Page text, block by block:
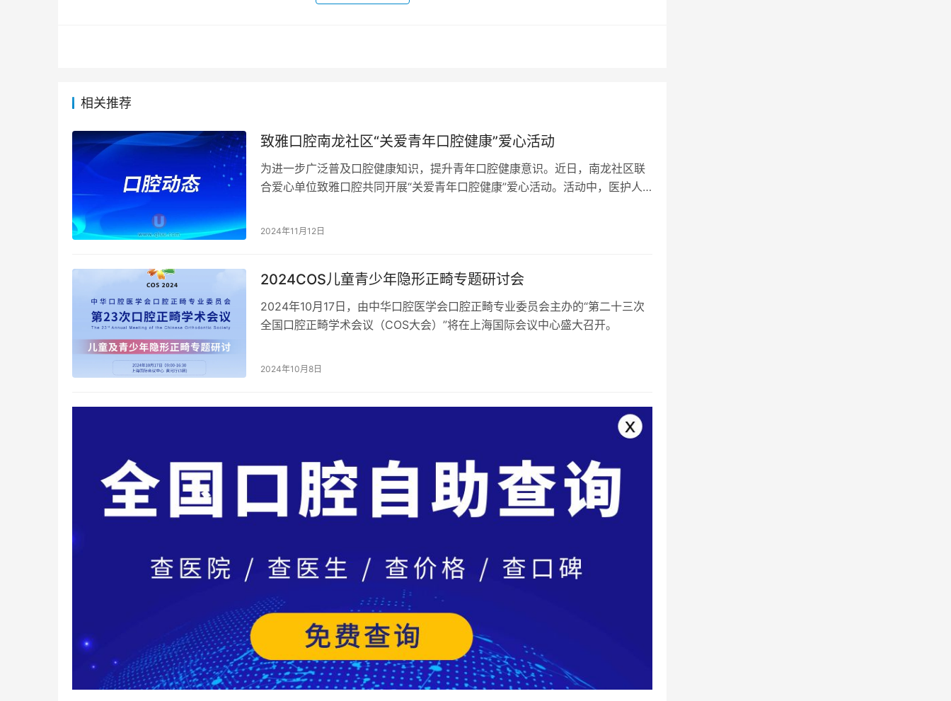
相关推荐
致雅口腔南龙社区“关爱青年口腔健康”爱心活动
为进一步广泛普及口腔健康知识，提升青年口腔健康意识。近日，南龙社区联
合爱心单位致雅口腔共同开展“关爱青年口腔健康”爱心活动。活动中，医护人
2024年11月12日
2024COS儿童青少年隐形正畸专题研讨会
2024年10月17日，由中华口腔医学会口腔正畸专业委员会主办的“第二十三次
全国口腔正畸学术会议（COS大会）”将在上海国际会议中心盛大召开。
2024年10月8日